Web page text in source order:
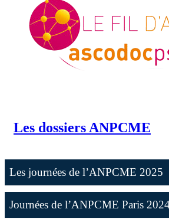
Les dossiers ANPCME
Les journées de l’ANPCME 2025
Journées de l’ANPCME Paris